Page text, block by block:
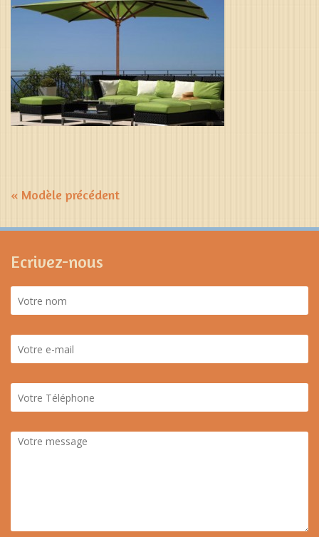
« Modèle précédent
Ecrivez-nous